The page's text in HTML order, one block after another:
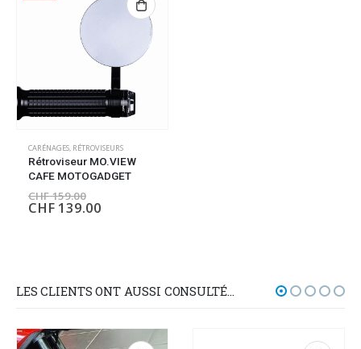
CARÉNAGES, RÉTROVISEURS
Rétroviseur MO.VIEW
CAFE MOTOGADGET
CHF159.00
CHF 139.00
LES CLIENTS ONT AUSSI CONSULTÉ…